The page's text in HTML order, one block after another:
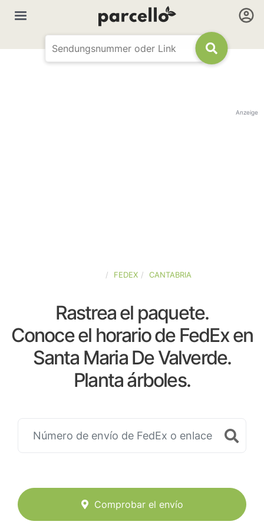
Anzeige
FEDEX CANTABRIA
Rastrea el paquete.
Conoce el horario de FedEx en
Santa Maria De Valverde.
Planta árboles.
Comprobar el envío